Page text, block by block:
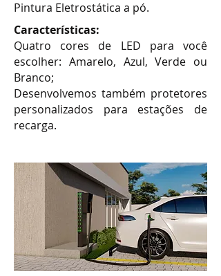
Pintura Eletrostática a pó.
Características:
Quatro cores de LED para você
escolher: Amarelo, Azul, Verde ou
Branco;
Desenvolvemos também protetores
personalizados para estações de
recarga.